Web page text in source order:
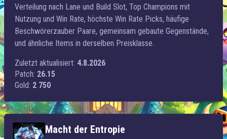
Verteilung nach Lane und Build Slot, Top Champions mit
Nutzung und Win Rate, höchste Win Rate Picks, häufige
Beschwörerzauber Paare, gemeinsam gebaute Gegenstände,
und ähnliche Items in derselben Preisklasse.
Zuletzt aktualisiert: 4.8.2026
Patch: 26.15
Gold: 2 750
Macht der Entropie